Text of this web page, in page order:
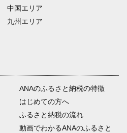
中国エリア
九州エリア
ANAのふるさと納税の特徴
はじめての方へ
ふるさと納税の流れ
動画でわかるANAのふるさと